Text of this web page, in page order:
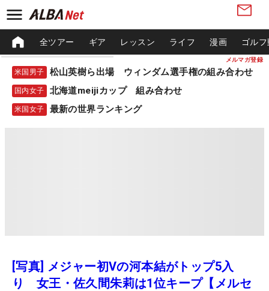
メルマガ登録
全ツアー ギア レッスン ライフ 漫画 ゴル
米国男子 松山英樹ら出場 ウィンダム選手権の組み合わせ
国内女子 北海道meijiカップ 組み合わせ
米国女子 最新の世界ランキング
[写真] メジャー初Vの河本結がトップ5入
り 女王・佐久間朱莉は1位キープ【メルセ